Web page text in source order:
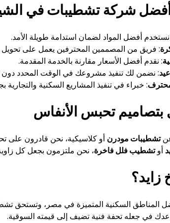
أفضل شركة تشطيبات في
أفضل المواد لضمان استدامة طويلة الأمد.
: فريق من المصممين المحترفين يعمل على تحويل
: نقدم أفضل الأسعار مقارنة بالخدمة المقدمة.
: نضمن لك تنفيذ مشروعك في الوقت المحدد دون
: خبراء في تنفيذ المشاريع السكنية والتجارية
تحبس الأنفاس
تشطيبات مودرن أو كلاسيكية، نحن قادرون
أوتشطيب فلل فاخرة، نحن ملتزمون بجعل كل
زايد؟
المناطق السكنية المتميزة في مصر، وتستحق
في جعله تحفة فنية تضيف إلى قيمته السوقية.